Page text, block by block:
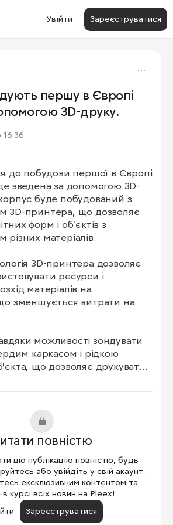
Увійти Зареєструватися
першу в Європі
3D-друку.
до побудови першої в Європі
зведена за допомогою 3D-
буде побудований з
3D-принтера, що дозволяє
форм і об'єктів з
різних матеріалів.
3D-принтера дозволяє
ресурси і
матеріалів на
зменшується витрати на
можливості зондувати
каркасом і рідкою
що дозволяє друкувати
друкарем команда всього
з різних галузей,
неабиякий
інноваційний підхід до
перцем в фарші освіти,
скороченню витрат і
повністю
цю публікацію повністю, будь
або увійдіть у свій акаунт.
ексклюзивним контентом та
курсі всіх новин на Pleex!
Зареєструватися